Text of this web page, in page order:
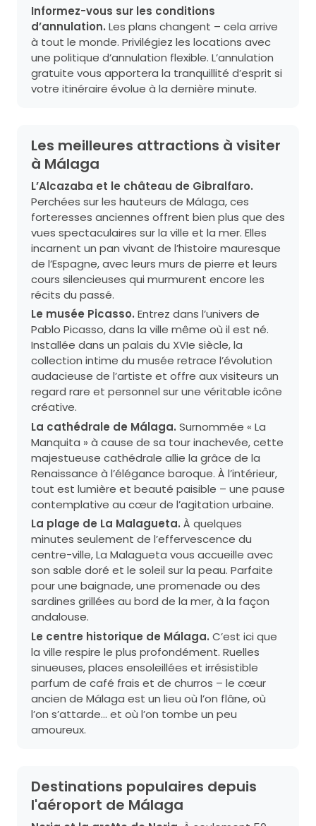
Informez-vous sur les conditions
d’annulation. Les plans changent – cela arrive
à tout le monde. Privilégiez les locations avec
une politique d’annulation flexible. L’annulation
gratuite vous apportera la tranquillité d’esprit si
votre itinéraire évolue à la dernière minute.
Les meilleures attractions à visiter
à Málaga
L’Alcazaba et le château de Gibralfaro.
Perchées sur les hauteurs de Málaga, ces
forteresses anciennes offrent bien plus que des
vues spectaculaires sur la ville et la mer. Elles
incarnent un pan vivant de l’histoire mauresque
de l’Espagne, avec leurs murs de pierre et leurs
cours silencieuses qui murmurent encore les
récits du passé.
Le musée Picasso. Entrez dans l’univers de
Pablo Picasso, dans la ville même où il est né.
Installée dans un palais du XVIe siècle, la
collection intime du musée retrace l’évolution
audacieuse de l’artiste et offre aux visiteurs un
regard rare et personnel sur une véritable icône
créative.
La cathédrale de Málaga. Surnommée « La
Manquita » à cause de sa tour inachevée, cette
majestueuse cathédrale allie la grâce de la
Renaissance à l’élégance baroque. À l’intérieur,
tout est lumière et beauté paisible – une pause
contemplative au cœur de l’agitation urbaine.
La plage de La Malagueta. À quelques
minutes seulement de l’effervescence du
centre-ville, La Malagueta vous accueille avec
son sable doré et le soleil sur la peau. Parfaite
pour une baignade, une promenade ou des
sardines grillées au bord de la mer, à la façon
andalouse.
Le centre historique de Málaga. C’est ici que
la ville respire le plus profondément. Ruelles
sinueuses, places ensoleillées et irrésistible
parfum de café frais et de churros – le cœur
ancien de Málaga est un lieu où l’on flâne, où
l’on s’attarde… et où l’on tombe un peu
amoureux.
Destinations populaires depuis
l'aéroport de Málaga